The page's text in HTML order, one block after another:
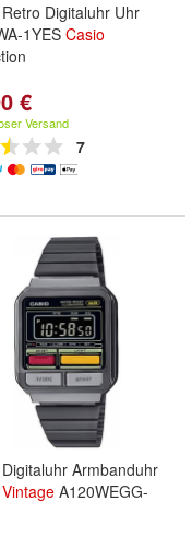
Retro Digitaluhr Uhr
1YESCasio
€
Versand
7
Digitaluhr Armbanduhr
Vintage A120WEGG-